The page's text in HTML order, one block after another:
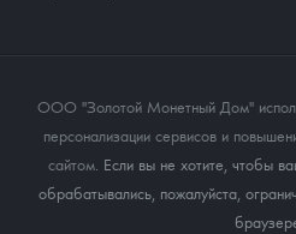
ООО "Золотой Монетный Дом"
персонализации сервисов и
сайтом. Если вы не хотите, чтобы
обрабатывались, пожалуйста,